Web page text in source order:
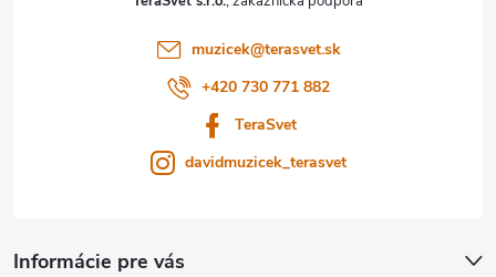
muzicek@terasvet.sk
+420 730 771 882
TeraSvet
davidmuzicek_terasvet
Informácie pre vás